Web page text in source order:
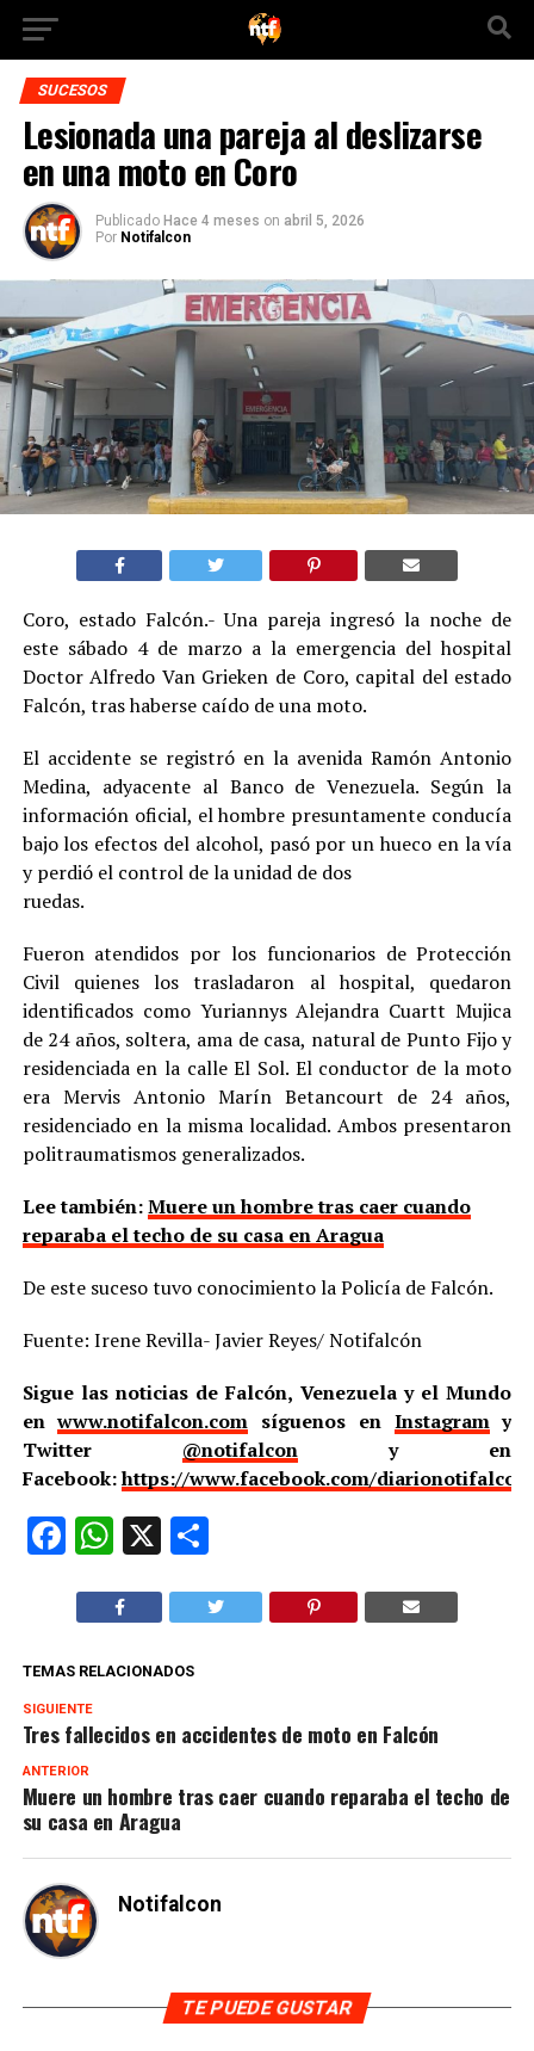
SUCESOS
Lesionada una pareja al deslizarse
en una moto en Coro
Publicado Hace 4 meses on abril 5, 2026
Por Notifalcon
Coro, estado Falcón.- Una pareja ingresó la noche de
este sábado 4 de marzo a la emergencia del hospital
Doctor Alfredo Van Grieken de Coro, capital del estado
Falcón, tras haberse caído de una moto.
El accidente se registró en la avenida Ramón Antonio
Medina, adyacente al Banco de Venezuela. Según la
información oficial, el hombre presuntamente conducía
bajo los efectos del alcohol, pasó por un hueco en la vía
y perdió el control de la unidad de dos
ruedas.
Fueron atendidos por los funcionarios de Protección
Civil quienes los trasladaron al hospital, quedaron
identificados como Yuriannys Alejandra Cuartt Mujica
de 24 años, soltera, ama de casa, natural de Punto Fijo y
residenciada en la calle El Sol. El conductor de la moto
era Mervis Antonio Marín Betancourt de 24 años,
residenciado en la misma localidad. Ambos presentaron
politraumatismos generalizados.
Lee también:Muere un hombre tras caer cuando
reparaba el techo de su casa en Aragua
De este suceso tuvo conocimiento la Policía de Falcón.
Fuente: Irene Revilla- Javier Reyes/ Notifalcón
Sigue las noticias de Falcón, Venezuela y el Mundo
enwww.notifalcon.com síguenos en Instagramy
Twitter @notifalcony en
Facebook:https://www.facebook.com/
Facebook
WhatsApp
X Compartir
TEMAS RELACIONADOS
SIGUIENTE
Tres fallecidos en accidentes de moto en Falcón
ANTERIOR
Muere un hombre tras caer cuando reparaba el techo de
su casa en Aragua
Notifalcon
TE PUEDE GUSTAR